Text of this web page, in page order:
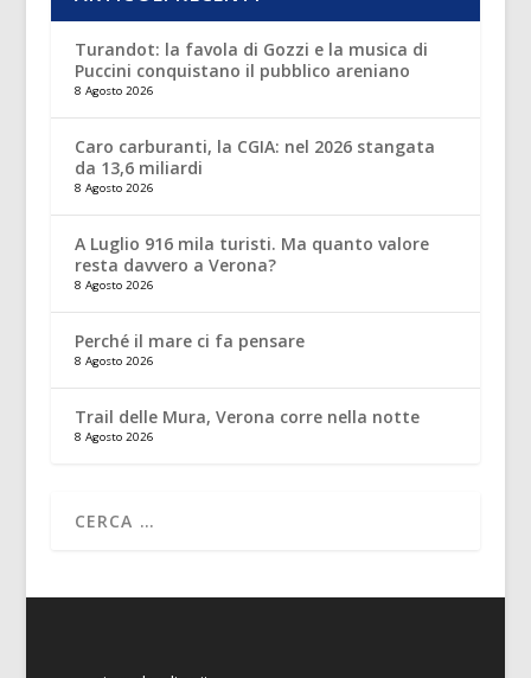
Turandot: la favola di Gozzi e la musica di
Puccini conquistano il pubblico areniano
8 Agosto 2026
Caro carburanti, la CGIA: nel 2026 stangata
da 13,6 miliardi
8 Agosto 2026
A Luglio 916 mila turisti. Ma quanto valore
resta davvero a Verona?
8 Agosto 2026
Perché il mare ci fa pensare
8 Agosto 2026
Trail delle Mura, Verona corre nella notte
8 Agosto 2026